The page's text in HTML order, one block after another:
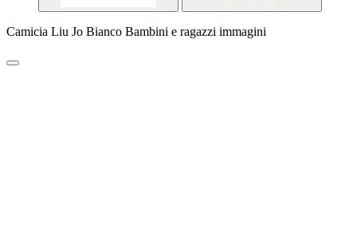
Camicia Liu Jo Bianco Bambini e ragazzi immagini